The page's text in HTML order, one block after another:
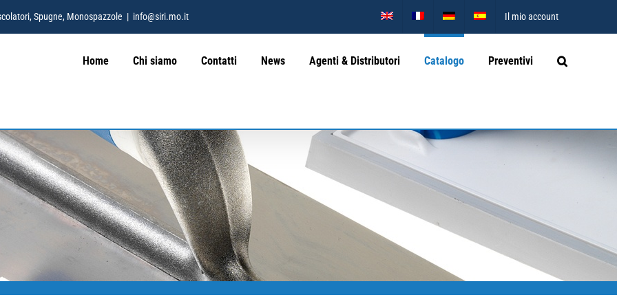
Spugne, Monospazzole | info@siri.mo.it Il mio account
Home Chi siamo Contatti News Agenti & Distributori Catalogo Preventivi